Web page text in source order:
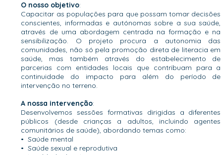
O nosso objetivo:
Capacitar as populações para que possam tomar decisões
conscientes, informadas e autónomas sobre a sua saúde,
através de uma abordagem centrada na formação e na
sensibilização. O projeto procura a autonomia das
comunidades, não só pela promoção direta de literacia em
saúde, mas também através do estabelecimento de
parcerias com entidades locais que contribuam para a
continuidade do impacto para além do período de
intervenção no terreno.
A nossa intervenção:
Desenvolvemos sessões formativas dirigidas a diferentes
públicos (desde crianças a adultos, incluindo agentes
comunitários de saúde), abordando temas como:
•⁠ ⁠Saúde mental
•⁠ ⁠Saúde sexual e reprodutiva